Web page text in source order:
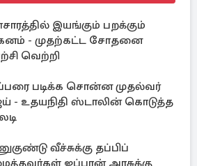
இயங்கும் பறக்கும்
- முதற்கட்ட சோதனை
வெற்றி
படிக்க சொன்ன முதல்வர்
- உதயநிதி ஸ்டாலின் கொடுத்த
வீச்சுக்கு தப்பிப்